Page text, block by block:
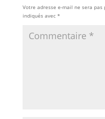
Votre adresse e-mail ne sera pas
indiqués avec *